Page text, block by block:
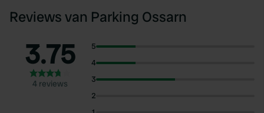
Reviews van Parking Ossarn
3.75
4 reviews
5
4
3
2